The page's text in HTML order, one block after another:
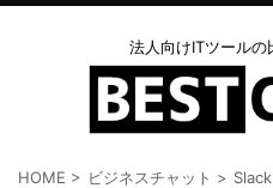
法人向けITツールの
HOME > ビジネスチャット >